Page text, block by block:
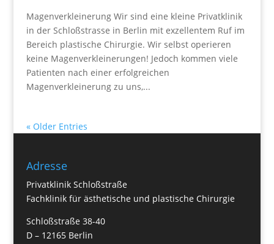
Magenverkleinerung Wir sind eine kleine Privatklinik
in der Schloßstrasse in Berlin mit exzellentem Ruf im
Bereich plastische Chirurgie. Wir selbst operieren
keine Magenverkleinerungen! Jedoch kommen viele
Patienten nach einer erfolgreichen
Magenverkleinerung zu uns,...
« Older Entries
Adresse
Privatklinik Schloßstraße
Fachklinik für ästhetische und plastische Chirurgie
Schloßstraße 38-40
D – 12165 Berlin